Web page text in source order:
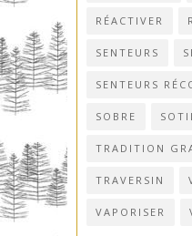
RÉACTIVER
SENTEURS
SENTEURS
SOBRE SOTIL
TRADITION
TRAVERSIN
VAPORISER